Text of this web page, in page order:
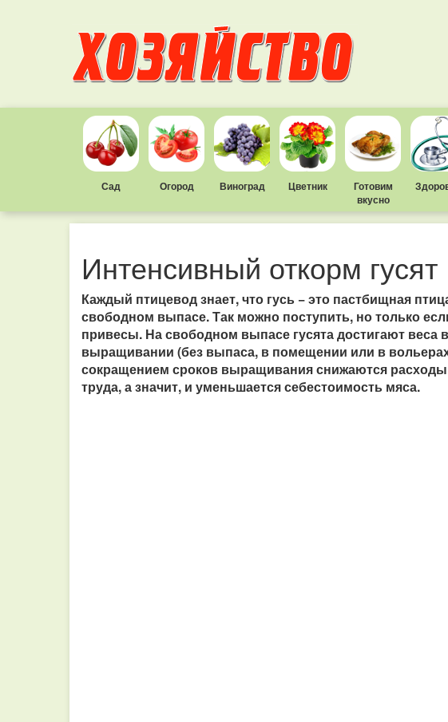
Сад Огород Виноград Цветник
Готовим
вкусно
Интенсивный откорм гусят
Каждый птицевод знает, что гусь − это пастбищная
свободном выпасе. Так можно поступить, но только
привесы. На свободном выпасе гусята достигают веса
выращивании (без выпаса, в помещении или в
сокращением сроков выращивания снижаются
труда, а значит, и уменьшается себестоимость мяса.